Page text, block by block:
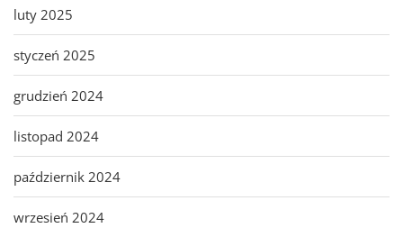
luty 2025
styczeń 2025
grudzień 2024
listopad 2024
październik 2024
wrzesień 2024